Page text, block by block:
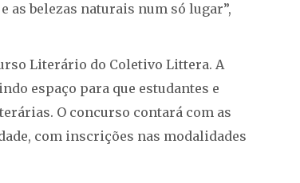
belezas naturais num só lugar”,
Literário do Coletivo Littera. A
espaço para que estudantes e
O concurso contará com as
com inscrições nas modalidades